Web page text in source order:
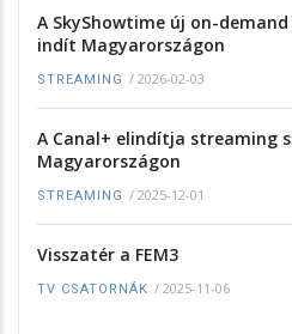
A SkyShowtime új on-
indít Magyarországon
STREAMING / 2026-02-03
A Canal+ elindítja streaming
Magyarországon
STREAMING / 2025-12-01
Visszatér a FEM3
TV CSATORNÁK / 2025-11-06